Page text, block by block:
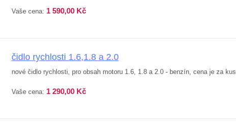
Vaše cena: 1 590,00 Kč
čidlo rychlosti 1.6,1.8 a 2.0
nové čidlo rychlosti, pro obsah motoru 1.6, 1.8 a 2.0 - benzín, cena je za kus
Vaše cena: 1 290,00 Kč